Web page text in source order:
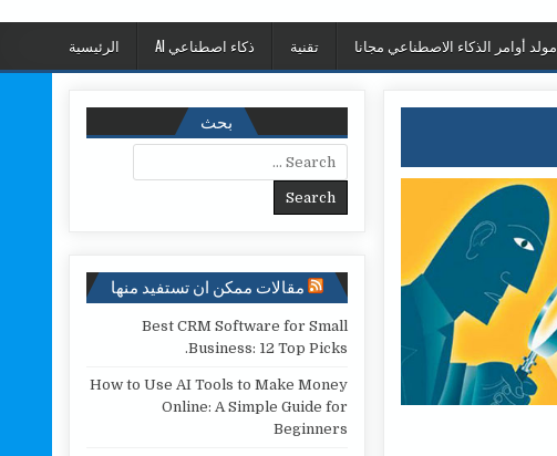
الرئيسية ذكاء اصطناعي AI تقنية مولد أوامر الذكاء الاصطناعي مجانا
بحث
Search for:
مقالات ممكن ان تستفيد منها
Best CRM Software for Small
Business: 12 Top Picks.
How to Use AI Tools to Make Money
Online: A Simple Guide for
Beginners